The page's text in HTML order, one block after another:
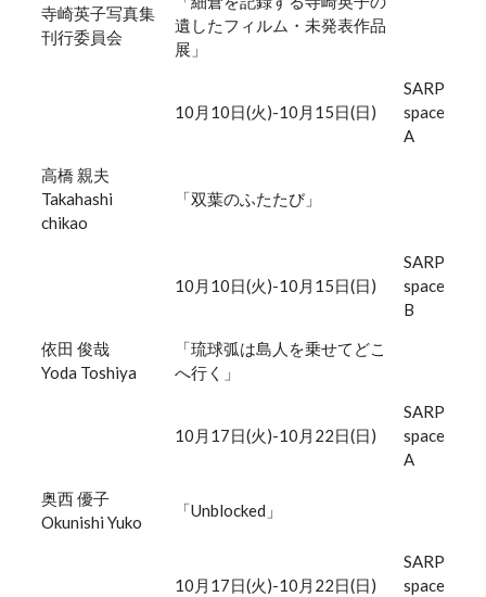
寺崎英子写真集
刊行委員会
遺したフィルム・未発表作品
展」
10月10日(火)-10月15日(日)
SARP
space
A
高橋 親夫
Takahashi
chikao
「双葉のふたたび」
10月10日(火)-10月15日(日)
SARP
space
B
依田 俊哉
Yoda Toshiya
「琉球弧は島人を乗せてどこ
へ行く」
10月17日(火)-10月22日(日)
SARP
space
A
奥西 優子
Okunishi Yuko
「Unblocked」
10月17日(火)-10月22日(日)
SARP
space